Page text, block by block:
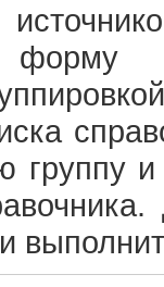
форму
группу и